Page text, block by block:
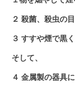
２ 殺菌、殺虫の
３ すすや煙で黒
そして、
４ 金属製の器具